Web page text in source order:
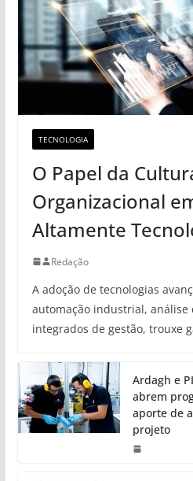
TECNOLOGIA
O Papel da
Organizacional
Altamente
Redação
A adoção de tecnologias
automação industrial, análise
integrados de gestão, trouxe
Ardagh e
abrem
aporte de
projeto